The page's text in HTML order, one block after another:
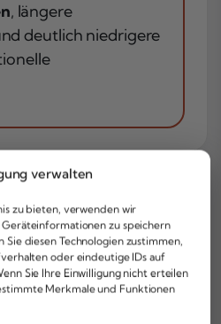
verwalten
zu bieten, verwenden wir
zu speichern
Sie diesen Technologien zustimmen,
oder eindeutige IDs auf
Sie Ihre Einwilligung nicht erteilen
Merkmale und Funktionen
, längere
deutlich niedrigere